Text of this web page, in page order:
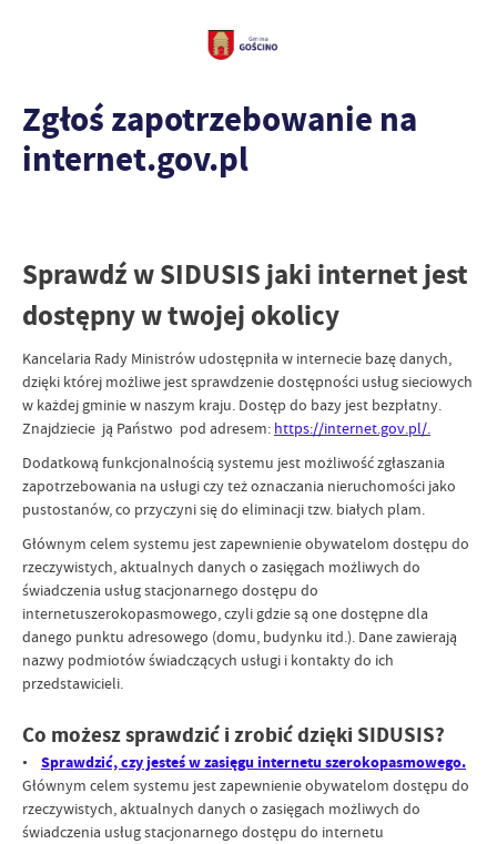
Zgłoś zapotrzebowanie na
internet.gov.pl
Sprawdź w SIDUSIS jaki internet jest
dostępny w twojej okolicy
Kancelaria Rady Ministrów udostępniła w internecie bazę danych,
dzięki której możliwe jest sprawdzenie dostępności usług sieciowych
w każdej gminie w naszym kraju. Dostęp do bazy jest bezpłatny.
Znajdziecie ją Państwo pod adresem: https://internet.gov.pl/.
Dodatkową funkcjonalnością systemu jest możliwość zgłaszania
zapotrzebowania na usługi czy też oznaczania nieruchomości jako
pustostanów, co przyczyni się do eliminacji tzw. białych plam.
Głównym celem systemu jest zapewnienie obywatelom dostępu do
rzeczywistych, aktualnych danych o zasięgach możliwych do
świadczenia usług stacjonarnego dostępu do
internetuszerokopasmowego, czyli gdzie są one dostępne dla
danego punktu adresowego (domu, budynku itd.). Dane zawierają
nazwy podmiotów świadczących usługi i kontakty do ich
przedstawicieli.
Co możesz sprawdzić i zrobić dzięki SIDUSIS?
• Sprawdzić, czy jesteś w zasięgu internetu szerokopasmowego.
Głównym celem systemu jest zapewnienie obywatelom dostępu do
rzeczywistych, aktualnych danych o zasięgach możliwych do
świadczenia usług stacjonarnego dostępu do internetu